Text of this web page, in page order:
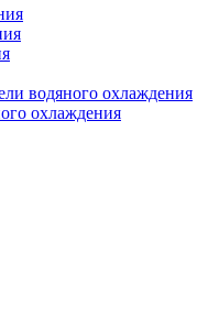
водяного охлаждения
охлаждения